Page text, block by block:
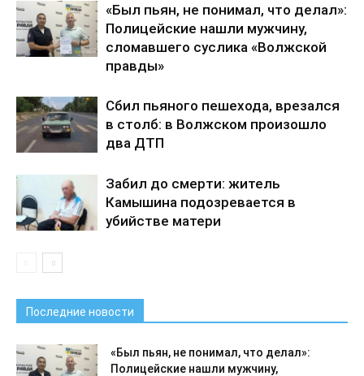
«Был пьян, не понимал, что делал»:
Полицейские нашли мужчину,
сломавшего суслика «Волжской
правды»
Сбил пьяного пешехода, врезался
в столб: в Волжском произошло
два ДТП
Забил до смерти: житель
Камышина подозревается в
убийстве матери
Последние новости
«Был пьян, не понимал, что делал»:
Полицейские нашли мужчину,